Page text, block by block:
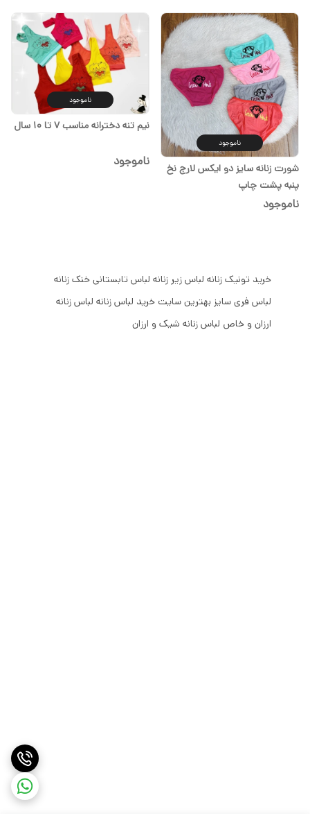
ناموجود
شورت زنانه سایز دو ایکس لارج نخ
پنبه پشت چاپ
ناموجود
ناموجود
نیم تنه دخترانه مناسب ۷ تا ۱۰ سال
ناموجود
خرید تونیک زنانه لباس زیر زنانه لباس تابستانی خنک زنانه
لباس فری سایز بهترین سایت خرید لباس زنانه لباس زنانه
ارزان و خاص لباس زنانه شیک و ارزان